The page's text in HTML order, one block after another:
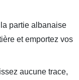
partie albanaise
et emportez vos
aucune trace,